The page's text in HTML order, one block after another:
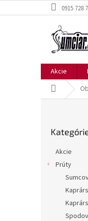
na
0915 728
Akcie
Domov
kategórie
Akcie
Prúty